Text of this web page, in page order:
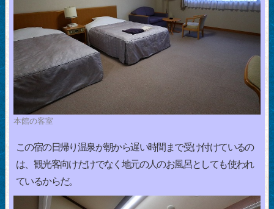
本館の客室
この宿の日帰り温泉が朝から遅い時間まで受け付けているの
は、観光客向けだけでなく地元の人のお風呂としても使われ
ているからだ。